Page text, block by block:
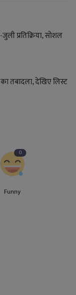
प्रतिक्रिया, सोशल
तबादला, देखिए लिस्ट
0
Funny